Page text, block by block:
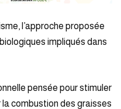
l’approche proposée
impliqués dans
pensée pour stimuler
combustion des graisses